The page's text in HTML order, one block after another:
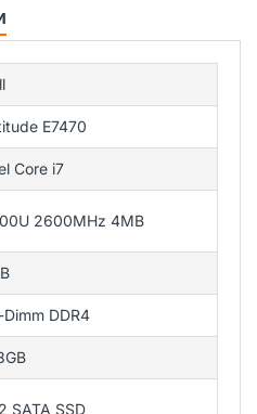
E7470
Core i7
2600MHz 4MB
Dimm DDR4
SATA SSD